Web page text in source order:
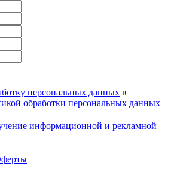
персональных данных в
обработки персональных данных
информационной и рекламной